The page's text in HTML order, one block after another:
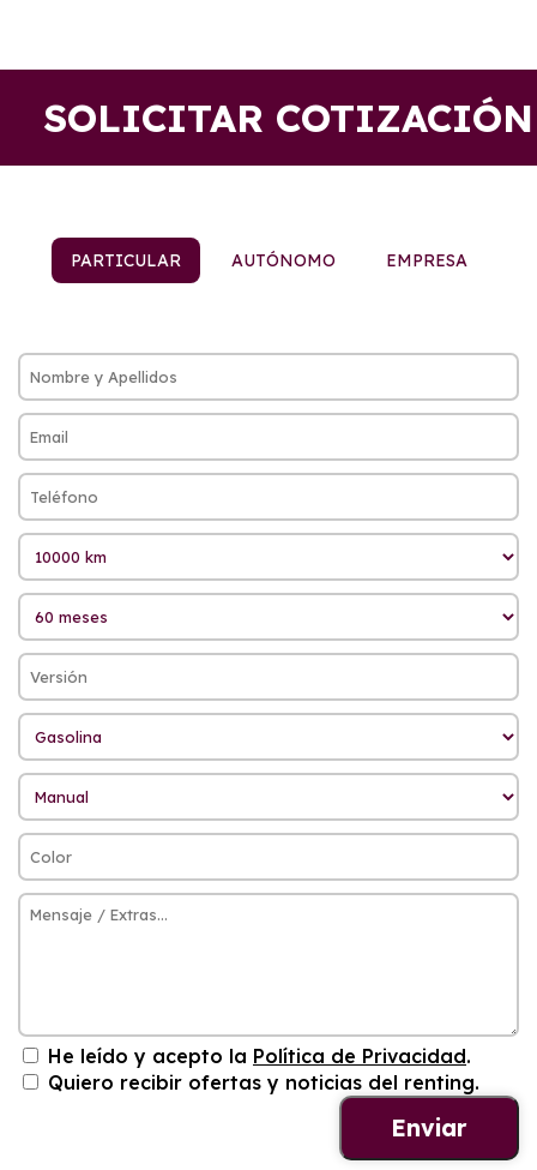
SOLICITAR COTIZACIÓN
PARTICULAR AUTÓNOMO EMPRESA
He leído y acepto la Política de Privacidad.
Quiero recibir ofertas y noticias del renting.